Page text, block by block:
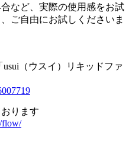
など、実際の使用感をお試
ご自由にお試しくださいま
（ウスイ）リキッドファ
ります
flow/